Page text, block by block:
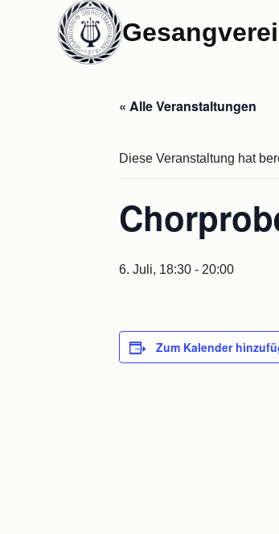
« Alle Veranstaltungen
Diese Veranstaltung hat
6. Juli, 18:30 - 20:00
Zum Kalender